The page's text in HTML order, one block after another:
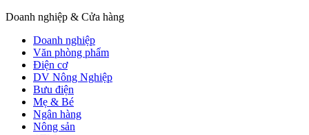
Doanh nghiệp & Cửa hàng
Doanh nghiệp
Văn phòng phẩm
Điện cơ
DV Nông Nghiệp
Bưu điện
Mẹ & Bé
Ngân hàng
Nông sản